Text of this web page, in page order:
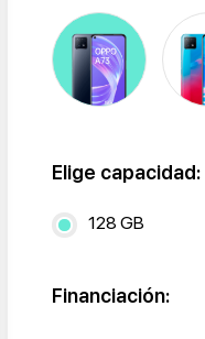
Elige capacidad:
128 GB
Financiación: